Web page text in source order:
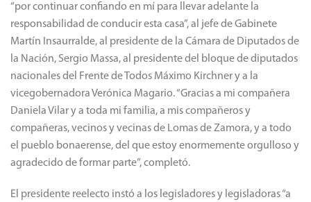
“por continuar confiando en mí para llevar adelante la
responsabilidad de conducir esta casa”, al jefe de Gabinete
Martín Insaurralde, al presidente de la Cámara de Diputados de
la Nación, Sergio Massa, al presidente del bloque de diputados
nacionales del Frente de Todos Máximo Kirchner y a la
vicegobernadora Verónica Magario. “Gracias a mi compañera
Daniela Vilar y a toda mi familia, a mis compañeros y
compañeras, vecinos y vecinas de Lomas de Zamora, y a todo
el pueblo bonaerense, del que estoy enormemente orgulloso y
agradecido de formar parte”, completó.
El presidente reelecto instó a los legisladores y legisladoras “a